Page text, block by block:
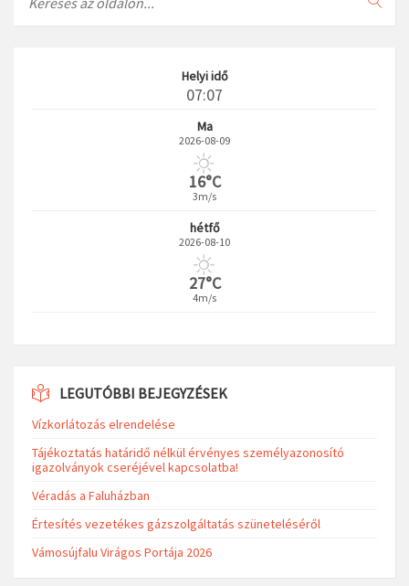
Helyi idő
07:07
Ma
2026-08-09
16°C
3m/s
hétfő
2026-08-10
27°C
4m/s
LEGUTÓBBI BEJEGYZÉSEK
Vízkorlátozás elrendelése
Tájékoztatás határidő nélkül érvényes személyazonosító
igazolványok cseréjével kapcsolatba!
Véradás a Faluházban
Értesítés vezetékes gázszolgáltatás szüneteléséről
Vámosújfalu Virágos Portája 2026